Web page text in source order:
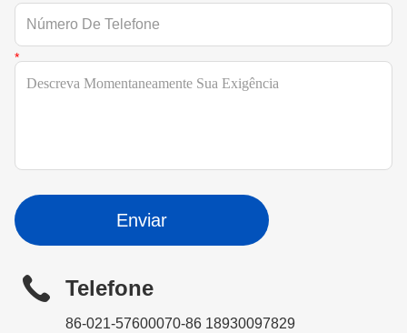
Enviar
Telefone
86-021-57600070-86 18930097829